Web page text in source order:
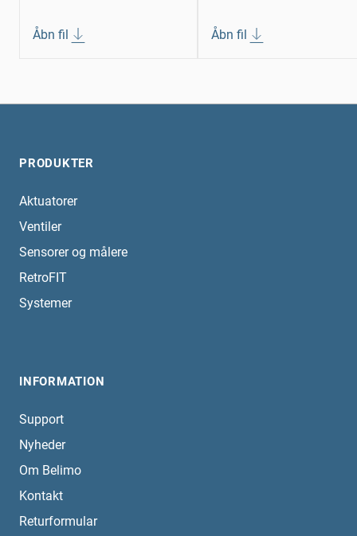
Åbn fil Åbn fil
PRODUKTER
Aktuatorer
Ventiler
Sensorer og målere
RetroFIT
Systemer
INFORMATION
Support
Nyheder
Om Belimo
Kontakt
Returformular